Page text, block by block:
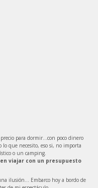
para dormir…con poco dinero
que necesito, eso si, no importa
o un camping.
viajar con un presupuesto
ilusión… Embarco hoy a bordo de